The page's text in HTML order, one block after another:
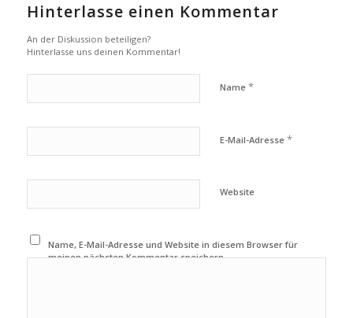
Hinterlasse einen Kommentar
An der Diskussion beteiligen?
Hinterlasse uns deinen Kommentar!
Name *
E-Mail-Adresse *
Website
Name, E-Mail-Adresse und Website in diesem Browser für
meinen nächsten Kommentar speichern.